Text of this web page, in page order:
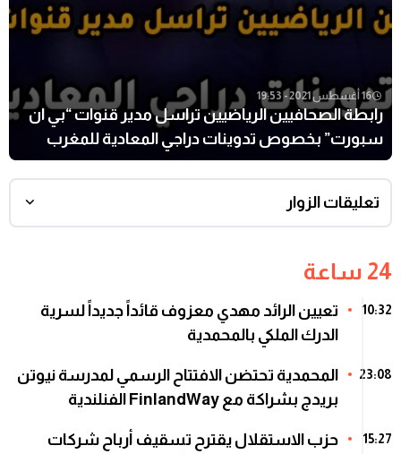
16 أغسطس 2021 - 19:53
رابطة الصحافيين الرياضيين تراسل مدير قنوات “بي ان
سبورت” بخصوص تدوينات دراجي المعادية للمغرب
تعليقات الزوار
24 ساعة
10:32
تعيين الرائد مهدي معزوف قائداً جديداً لسرية
الدرك الملكي بالمحمدية
23:08
المحمدية تحتضن الافتتاح الرسمي لمدرسة نيوتن
بريدج بشراكة مع FinlandWay الفنلندية
15:27
حزب الاستقلال يقترح تسقيف أرباح شركات